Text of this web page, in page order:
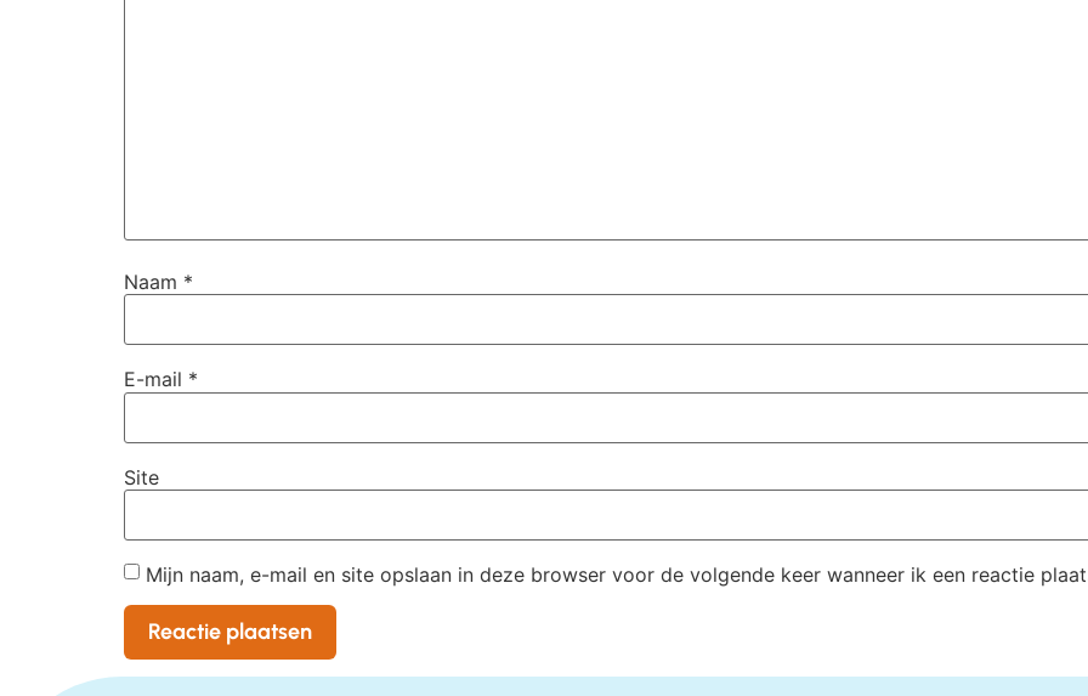
Naam *
E-mail *
Site
Mijn naam, e-mail en site opslaan in deze browser voor de volgende keer wanneer ik een reactie